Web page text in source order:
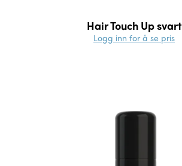
Hair Touch Up svart
Logg inn for å se pris